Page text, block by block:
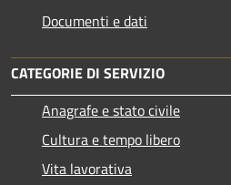
Documenti e dati
CATEGORIE DI SERVIZIO
Anagrafe e stato civile
Cultura e tempo libero
Vita lavorativa